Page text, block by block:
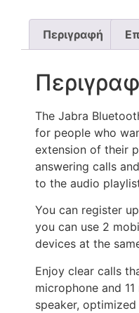
Περιγραφή
The Jabra
for people who
extension of their
answering calls
to the audio
You can register
you can use 2
devices at the
Enjoy clear calls
microphone and
speaker,